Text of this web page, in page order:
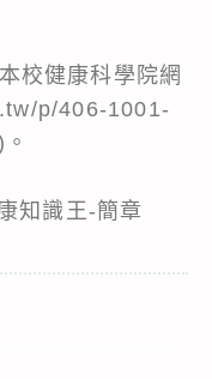
校健康科學院網
p/406-1001-
知識王-簡章